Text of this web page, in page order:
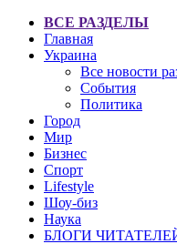
ВСЕ РАЗДЕЛЫ
Главная
Украина
Все новости
События
Политика
Город
Мир
Бизнес
Спорт
Lifestyle
Шоу-биз
Наука
БЛОГИ